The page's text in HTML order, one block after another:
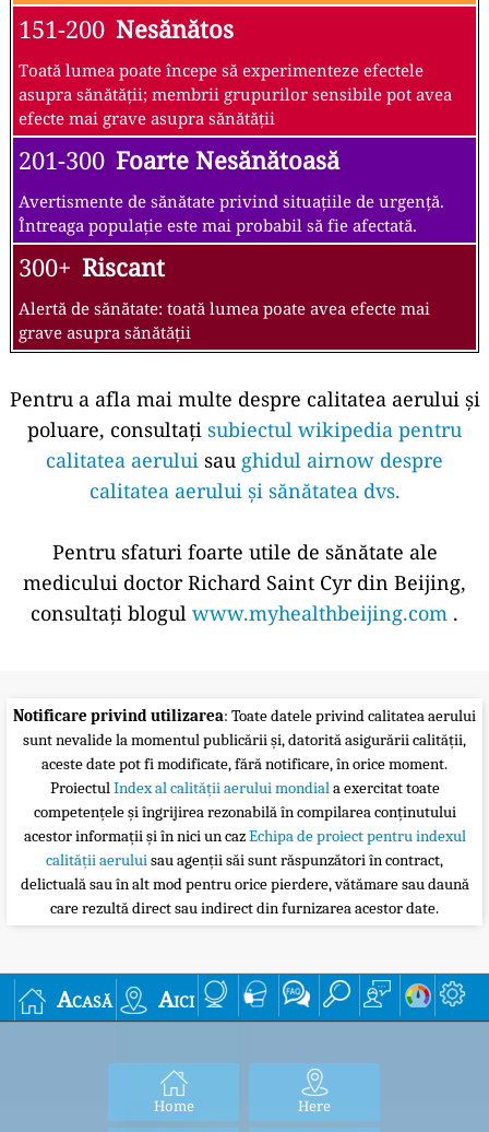
151-200 Nesănătos
Toată lumea poate începe să experimenteze efectele
asupra sănătății; membrii grupurilor sensibile pot avea
efecte mai grave asupra sănătății
201-300 Foarte Nesănătoasă
Avertismente de sănătate privind situațiile de urgență.
Întreaga populație este mai probabil să fie afectată.
300+ Riscant
Alertă de sănătate: toată lumea poate avea efecte mai
grave asupra sănătății
Pentru a afla mai multe despre calitatea aerului și
poluare, consultați subiectul wikipedia pentru
calitatea aerului sau ghidul airnow despre
calitatea aerului și sănătatea dvs.
Pentru sfaturi foarte utile de sănătate ale
medicului doctor Richard Saint Cyr din Beijing,
consultați blogul www.myhealthbeijing.com .
Notificare privind utilizarea: Toate datele privind calitatea aerului
sunt nevalide la momentul publicării și, datorită asigurării calității,
aceste date pot fi modificate, fără notificare, în orice moment.
ProiectulIndex al calității aerului mondiala exercitat toate
competențele și îngrijirea rezonabilă în compilarea conținutului
acestor informații și în nici un cazEchipa de proiect pentru indexul
calității aeruluisau agenții săi sunt răspunzători în contract,
delictuală sau în alt mod pentru orice pierdere, vătămare sau daună
care rezultă direct sau indirect din furnizarea acestor date.
Acasă Aici
Home Here